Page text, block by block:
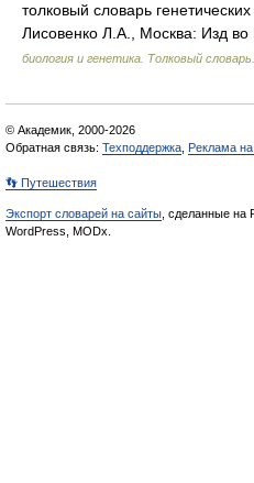
толковый словарь
Лисовенко Л.А., Москва: Изд
биология и генетика. Толковый словарь.
© Академик, 2000-2026
Обратная связь: Техподдержка Реклама
👣 Путешествия
Экспорт словарей на сайты , сделанные на
WordPress, MODx.